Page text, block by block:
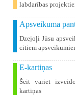
labdarības
Apsveikuma
Dzejoļi Jūsu
citiem
E-kartiņas
Šeit variet
kartiņas